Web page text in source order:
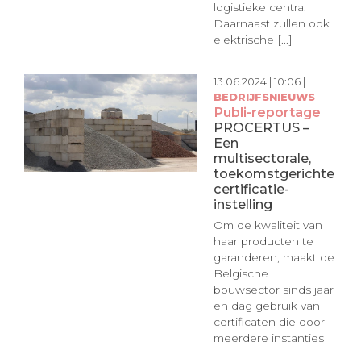
logistieke centra.
Daarnaast zullen ook
elektrische [...]
13.06.2024 | 10:06 |
BEDRIJFSNIEUWS
Publi-reportage |
PROCERTUS –
Een
multisectorale,
toekomstgerichte
certificatie-
instelling
Om de kwaliteit van
haar producten te
garanderen, maakt de
Belgische
bouwsector sinds jaar
en dag gebruik van
certificaten die door
meerdere instanties